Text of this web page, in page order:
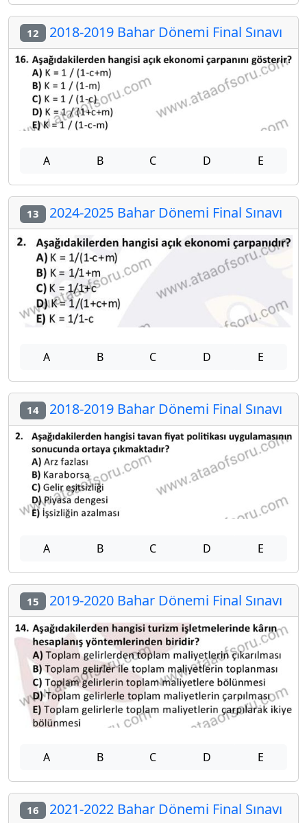
12 2018-2019 Bahar Dönemi Final Sınavı
A B C D E
13 2024-2025 Bahar Dönemi Final Sınavı
A B C D E
14 2018-2019 Bahar Dönemi Final Sınavı
A B C D E
15 2019-2020 Bahar Dönemi Final Sınavı
A B C D E
16 2021-2022 Bahar Dönemi Final Sınavı